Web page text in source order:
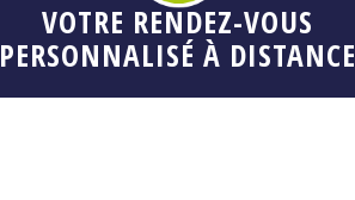
VOTRE RENDEZ-VOUS
PERSONNALISÉ À DISTANCE